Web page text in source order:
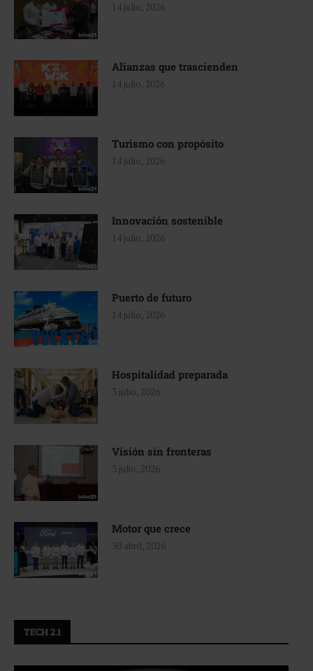
14 julio, 2026
Alianzas que trascienden
14 julio, 2026
Turismo con propósito
14 julio, 2026
Innovación sostenible
14 julio, 2026
Puerto de futuro
14 julio, 2026
Hospitalidad preparada
3 julio, 2026
Visión sin fronteras
3 julio, 2026
Motor que crece
30 abril, 2026
TECH 2.1